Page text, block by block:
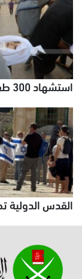
استشهاد 300 طفل في غزة منذ وقف إطلاق النار
القدس الدولية